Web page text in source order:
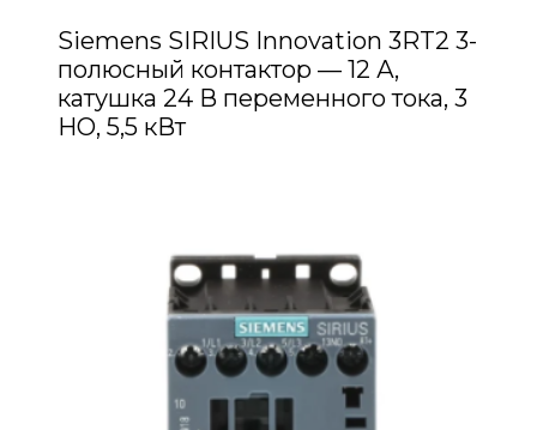
Siemens SIRIUS Innovation 3RT2 3-
полюсный контактор — 12 А,
катушка 24 В переменного тока, 3
НО, 5,5 кВт